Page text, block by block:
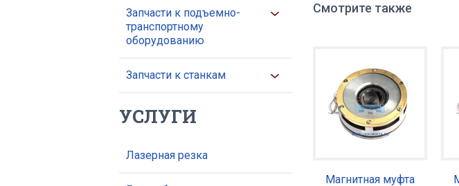
Запчасти к подъемно-
транспортному
оборудованию
Запчасти к станкам
УСЛУГИ
Лазерная резка
Смотрите также
Магнитная муфта